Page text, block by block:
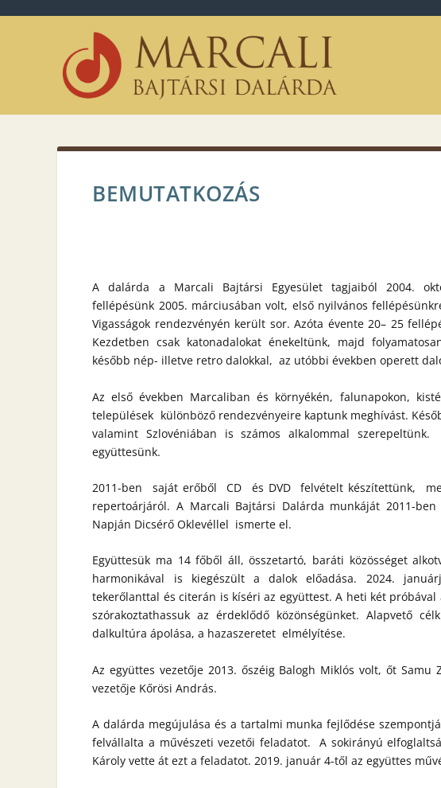
BEMUTATKOZÁS
A dalárda a Marcali Bajtársi Egyesület tagjaiból 2004.
fellépésünk 2005. márciusában volt, első nyilvános
Vigasságok rendezvényén került sor. Azóta évente 20– 25
Kezdetben csak katonadalokat énekeltünk, majd
később nép- illetve retro dalokkal, az utóbbi években operett
Az első években Marcaliban és környékén, falunapokon,
települések különböző rendezvényeire kaptunk meghívást.
valamint Szlovéniában is számos alkalommal
együttesünk.
2011-ben saját erőből CD és DVD felvételt készítettünk,
repertoárjáról. A Marcali Bajtársi Dalárda munkáját 2011-
Napján Dicsérő Oklevéllel ismerte el.
Együttesük ma 14 főből áll, összetartó, baráti közösséget
harmonikával is kiegészült a dalok előadása. 2024.
tekerőlanttal és citerán is kíséri az együttest. A heti két
szórakoztathassuk az érdeklődő közönségünket. Alapvető
dalkultúra ápolása, a hazaszeretet elmélyítése.
Az együttes vezetője 2013. őszéig Balogh Miklós volt, őt Samu
vezetője Kőrösi András.
A dalárda megújulása és a tartalmi munka fejlődése
felvállalta a művészeti vezetői feladatot. A sokirányú
Károly vette át ezt a feladatot. 2019. január 4-től az együttes